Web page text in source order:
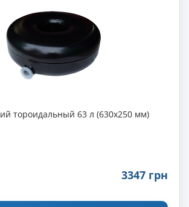
тороидальный 63 л (630х250 мм)
3347 грн